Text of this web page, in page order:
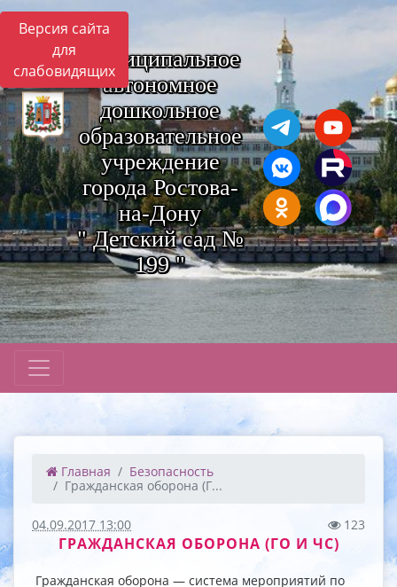
Версия сайта
для
слабовидящихМуниципальное
автономное
дошкольное
образовательное
учреждение
города Ростова-
на-Дону
" Детский сад №
199 "
Главная
Безопасность
Гражданская оборона (Г...
04.09.2017 13:00 123
ГРАЖДАНСКАЯ ОБОРОНА (ГО И ЧС)
Гражданская оборона — система мероприятий по